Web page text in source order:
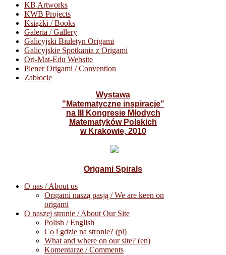
KB Artworks
KWB Projects
Książki / Books
Galeria / Gallery
Galicyjski Biuletyn Origami
Galicyjskie Spotkania z Origami
Ori-Mat-Edu Website
Plener Origami / Convention
Zabłocie
Wystawa
"Matematyczne inspiracje"
na III Kongresie Młodych
Matematyków Polskich
w Krakowie, 2010
Origami Spirals
O nas / About us
Origami naszą pasją / We are keen on
origami
O naszej stronie / About Our Site
Polish / English
Co i gdzie na stronie? (pl)
What and where on our site? (en)
Komentarze / Comments